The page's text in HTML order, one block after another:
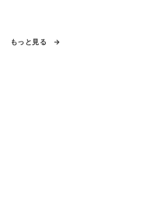
もっと見る